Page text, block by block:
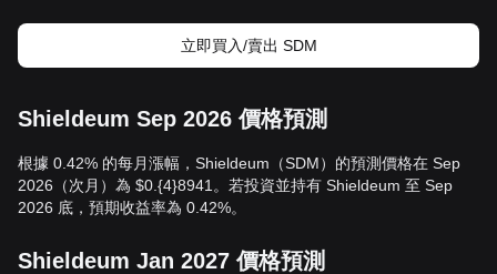
立即買入/賣出 SDM
Shieldeum Sep 2026 價格預測
根據 0.42% 的每月漲幅，Shieldeum（SDM）的預測價格在 Sep
2026（次月）為 $0.{4}8941。若投資並持有 Shieldeum 至 Sep
2026 底，預期收益率為 0.42%。
Shieldeum Jan 2027 價格預測